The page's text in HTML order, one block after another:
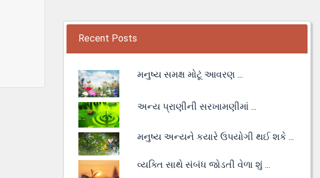
Recent Posts
મનુષ્ય સમક્ષ મોટૂં આવરણ ...
અન્ય પ્રાણીની સરખામણીમાં ...
મનુષ્ય અન્યને કયારે ઉપયોગી થઈ શકે ...
વ્યક્તિ સાથે સંબંધ જોડતી વેળા શું ...